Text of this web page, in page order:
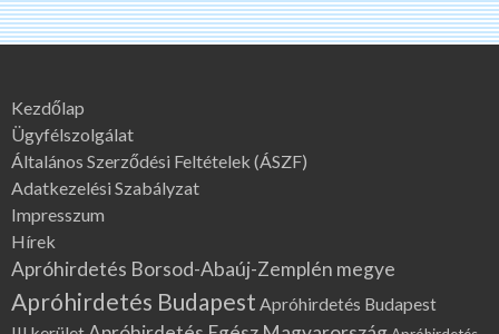
Kezdőlap
Ügyfélszolgálat
Általános Szerződési Feltételek (ÁSZF)
Adatkezelési Szabályzat
Impresszum
Hírek
Apróhirdetés Borsod-Abaúj-Zemplén megye
Apróhirdetés Budapest Apróhirdetés Budapest